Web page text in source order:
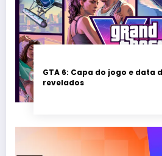
GTA 6: Capa do jogo e data
revelados